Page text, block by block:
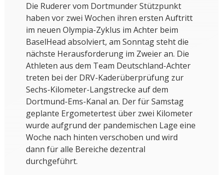
Die Ruderer vom Dortmunder Stützpunkt
haben vor zwei Wochen ihren ersten Auftritt
im neuen Olympia-Zyklus im Achter beim
BaselHead absolviert, am Sonntag steht die
nächste Herausforderung im Zweier an. Die
Athleten aus dem Team Deutschland-Achter
treten bei der DRV-Kaderüberprüfung zur
Sechs-Kilometer-Langstrecke auf dem
Dortmund-Ems-Kanal an. Der für Samstag
geplante Ergometertest über zwei Kilometer
wurde aufgrund der pandemischen Lage eine
Woche nach hinten verschoben und wird
dann für alle Bereiche dezentral
durchgeführt.